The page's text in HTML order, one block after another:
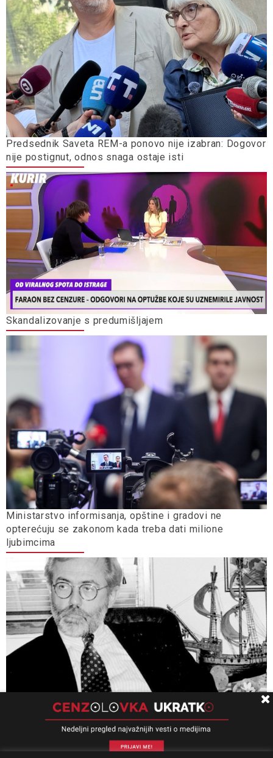
Predsednik Saveta REM-a ponovo nije izabran: Dogovor
nije postignut, odnos snaga ostaje isti
Skandalizovanje s predumišljajem
Ministarstvo informisanja, opštine i gradovi ne
opterećuju se zakonom kada treba dati milione
ljubimcima
Univerzitet Kolumbija: Slučaj „Ćuruvija” presedan, važan
za pitanja slobode izražavanja, odgovornosti i